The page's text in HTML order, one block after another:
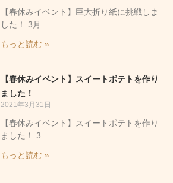
【春休みイベント】巨大折り紙に挑戦しま
した！ 3月
もっと読む »
【春休みイベント】スイートポテトを作り
ました！
2021年3月31日
【春休みイベント】スイートポテトを作り
ました！ 3
もっと読む »